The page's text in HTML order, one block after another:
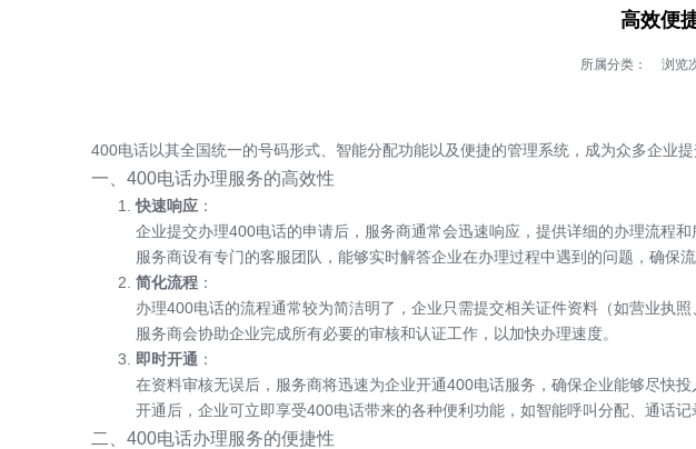
高效便
所属分类： 浏览
400电话以其全国统一的号码形式、智能分配功能以及便捷的管理系统，成为众多企业
一、400电话办理服务的高效性
快速响应 ：
企业提交办理400电话的申请后，服务商通常会迅速响应，提供详细的办理流程和
服务商设有专门的客服团队，能够实时解答企业在办理过程中遇到的问题，确保流
简化流程 ：
办理400电话的流程通常较为简洁明了，企业只需提交相关证件资料（如营业执
服务商会协助企业完成所有必要的审核和认证工作，以加快办理速度。
即时开通 ：
在资料审核无误后，服务商将迅速为企业开通400电话服务，确保企业能够尽快投
开通后，企业可立即享受400电话带来的各种便利功能，如智能呼叫分配、通话记
二、400电话办理服务的便捷性